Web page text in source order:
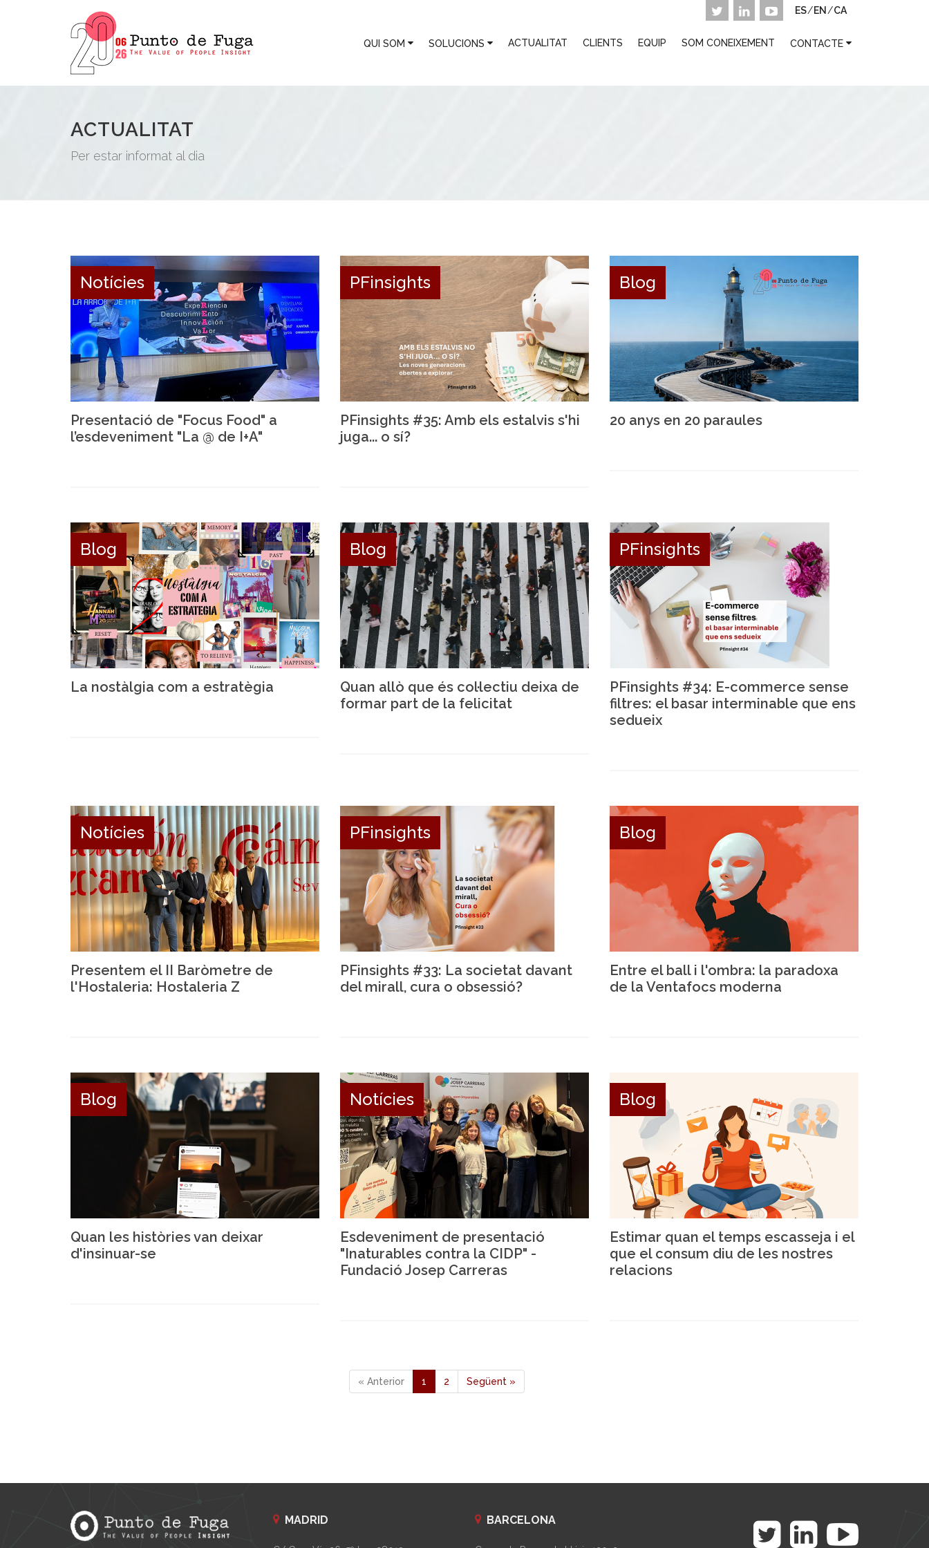
ES/EN /CA
QUI SOM SOLUCIONS ACTUALITAT CLIENTS EQUIP SOM CONEIXEMENT CONTACTE
ACTUALITAT
Per estar informat al dia
Notícies
Presentació de "Focus Food" a
l’esdeveniment "La @ de I+A"
PFinsights
PFinsights #35: Amb els estalvis s'hi
juga... o sí?
Blog
20 anys en 20 paraules
Blog
La nostàlgia com a estratègia
Blog
Quan allò que és col·lectiu deixa de
formar part de la felicitat
PFinsights
PFinsights #34: E-commerce sense
filtres: el basar interminable que ens
sedueix
Notícies
Presentem el II Baròmetre de
l'Hostaleria: Hostaleria Z
PFinsights
PFinsights #33: La societat davant
del mirall, cura o obsessió?
Blog
Entre el ball i l'ombra: la paradoxa
de la Ventafocs moderna
Blog
Quan les històries van deixar
d'insinuar-se
Notícies
Esdeveniment de presentació
"Inaturables contra la CIDP" -
Fundació Josep Carreras
Blog
Estimar quan el temps escasseja i el
que el consum diu de les nostres
relacions
« Anterior 1 2 Següent »
MADRID BARCELONA